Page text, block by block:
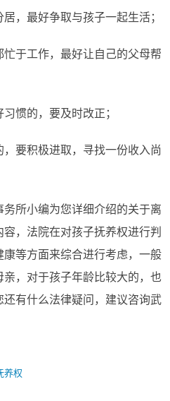
最好争取与孩子一起生活；
于工作，最好让自己的父母帮
惯的，要及时改正；
要积极进取，寻找一份收入尚
所小编为您详细介绍的关于离
，法院在对孩子抚养权进行判
等方面来综合进行考虑，一般
，对于孩子年龄比较大的，也
有什么法律疑问，建议咨询武
养权